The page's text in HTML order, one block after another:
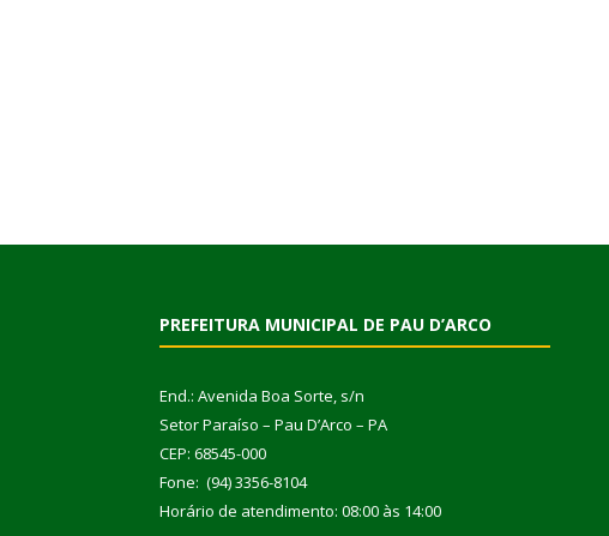
PREFEITURA MUNICIPAL DE PAU D’ARCO
End.: Avenida Boa Sorte, s/n
Setor Paraíso – Pau D’Arco – PA
CEP: 68545-000
Fone: (94) 3356-8104
Horário de atendimento: 08:00 às 14:00